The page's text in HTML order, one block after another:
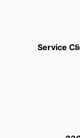
Service